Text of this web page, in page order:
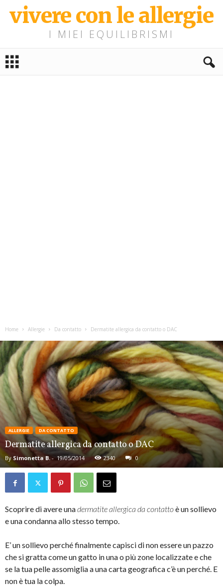
vivere con le allergie
I MIEI EQUILIBRISMI
Home Allergie Da contatto Dermatite allergica da contatto o DAC
ALLERGIE DA CONTATTO
Dermatite allergica da contatto o DAC
By Simonetta B. - 19/05/2014 2340 0
Scoprire di avere unadermatite allergica da contattoè un sollievo
e una condanna allo stesso tempo.
E’ un sollievo perché finalmente capisci di non essere un pazzo
che si gratta come un gatto in una o più zone localizzate e che
se la tua pelle assomiglia a una carta geografica c’è un perché. E
non è tua la colpa.